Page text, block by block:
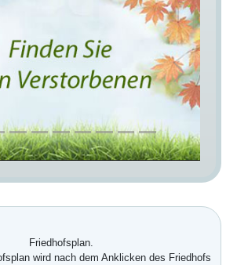
Next
Friedhofsplan.
wird nach dem Anklicken des Friedhofs